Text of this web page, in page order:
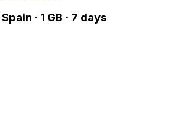
Spain · 1 GB · 7 days